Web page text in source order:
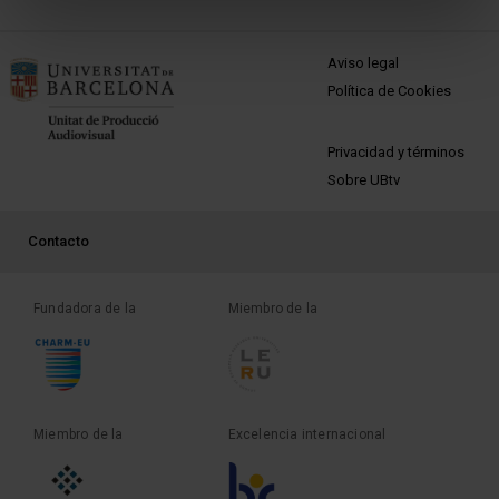
MENÚ PEU 1
Aviso legal
Política de Cookies
PEU 2
Privacidad y términos
Sobre UBtv
PEU 3
Contacto
Fundadora de la Miembro de la
Miembro de la Excelencia internacional